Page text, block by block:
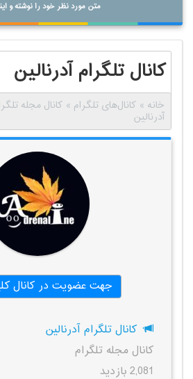
متن مورد نظر خود را نوشته و
کانال تلگرام آدرنالین
خانه » کانال‌های تلگرام » کانال مجله
آدرنالین
جهت عضویت در کانال
کانال تلگرام آدرنالین
کانال مجله تلگرام
2,081 بازدید